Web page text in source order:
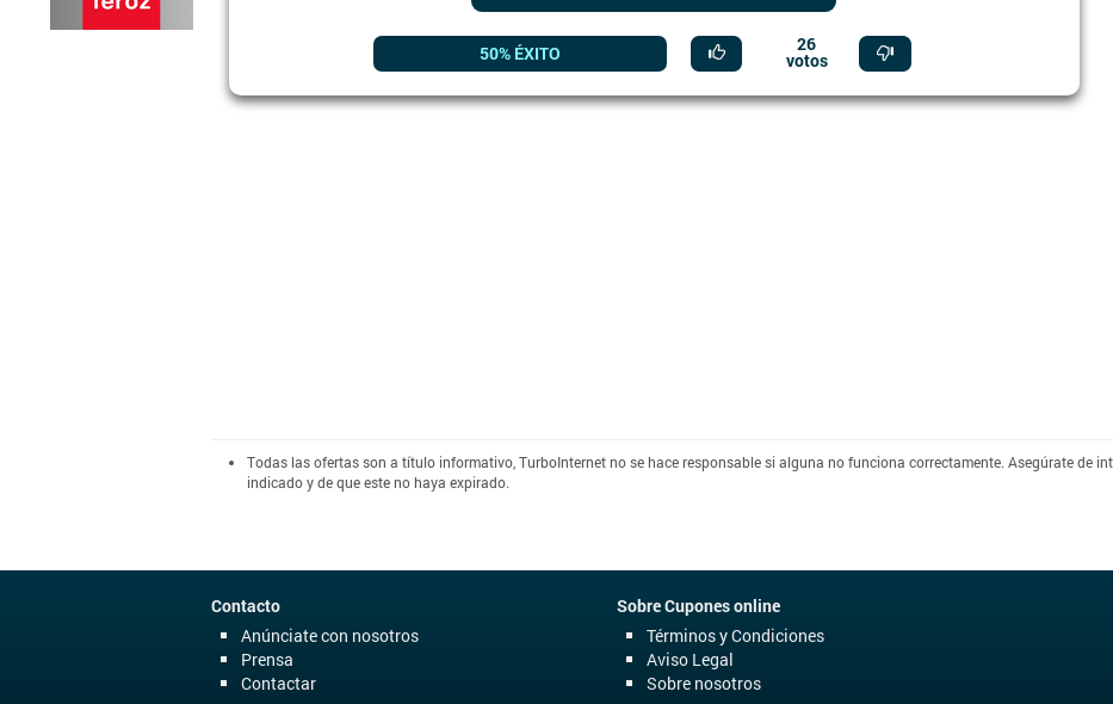
50% ÉXITO 26
votos
Todas las ofertas son a título informativo, TurboInternet no se hace responsable si alguna no funciona correctamente. Asegúrate de
indicado y de que este no haya expirado.
Contacto
Anúnciate con nosotros
Prensa
Contactar
Sobre Cupones online
Términos y Condiciones
Aviso Legal
Sobre nosotros